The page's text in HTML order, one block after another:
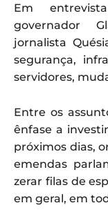
Em
governador
jornalista
segurança,
servidores,
Entre os
ênfase a
próximos dias,
emendas
zerar filas de
em geral, em